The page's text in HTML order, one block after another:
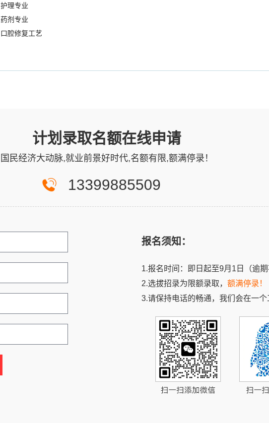
护理专业
药剂专业
口腔修复工艺
计划录取名额在线申请
国民经济大动脉,就业前景好时代,名额有限,额满停录！
13399885509
报名须知：
1.报名时间：即日起至9月1日（逾期
2.选拔招录为限额录取， 额满停录！
3.请保持电话的畅通，我们会在一个